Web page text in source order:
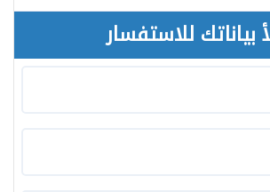
بياناتك للاستفسار